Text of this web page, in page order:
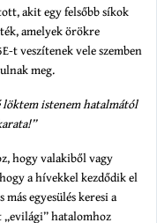
akit egy felsőbb síkok
amelyek örökre
t veszítenek vele szemben
meg.
löktem istenem hatalmától
hogy valakiből vagy
a hívekkel kezdődik el
egyesülés keresi a
hatalomhoz